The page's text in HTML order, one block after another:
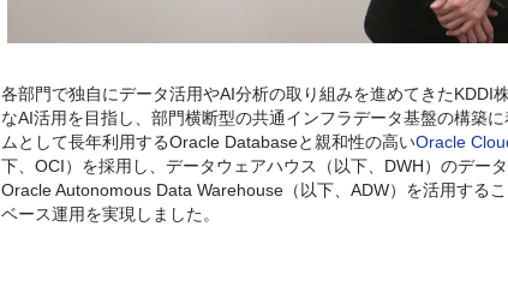
各部門で独自にデータ活用やAI分析の取り組みを進めてきたKDDI
なAI活用を目指し、部門横断型の共通インフラデータ基盤の構築
ムとして長年利用するOracle Databaseと親和性の高いOracle
下、OCI）を採用し、データウェアハウス（以下、DWH）のデー
Oracle Autonomous Data Warehouse（以下、ADW）を活用する
ベース運用を実現しました。